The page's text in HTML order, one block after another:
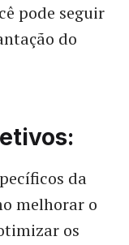
pode seguir
do
da
melhorar o
os